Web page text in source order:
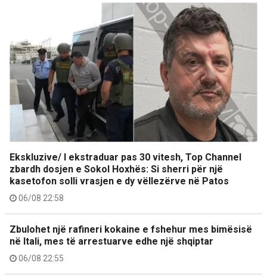
Ekskluzive/ I ekstraduar pas 30 vitesh, Top Channel
zbardh dosjen e Sokol Hoxhës: Si sherri për një
kasetofon solli vrasjen e dy vëllezërve në Patos
06/08 22:58
Zbulohet një rafineri kokaine e fshehur mes bimësisë
në Itali, mes të arrestuarve edhe një shqiptar
06/08 22:55